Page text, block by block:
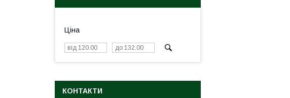
Ціна
КОНТАКТИ